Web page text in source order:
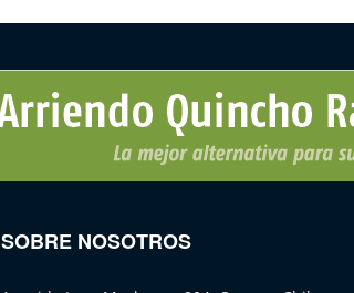
SOBRE NOSOTROS